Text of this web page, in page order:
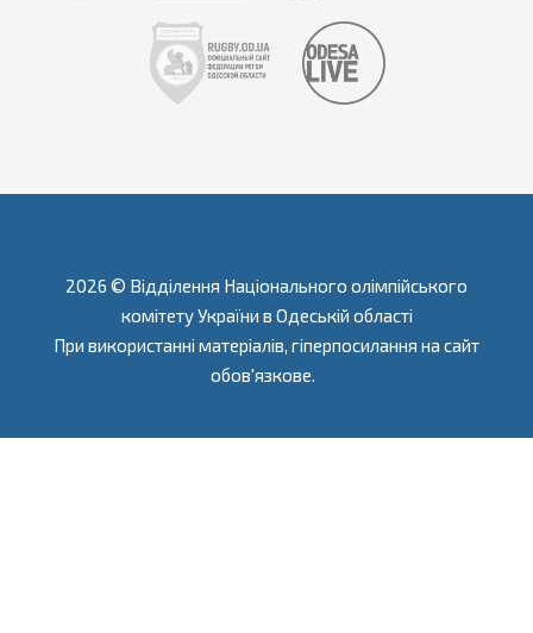
2026 © Відділення Національного олімпійського
комітету України в Одеській області
При використанні матеріалів, гіперпосилання на сайт
обов'язкове.